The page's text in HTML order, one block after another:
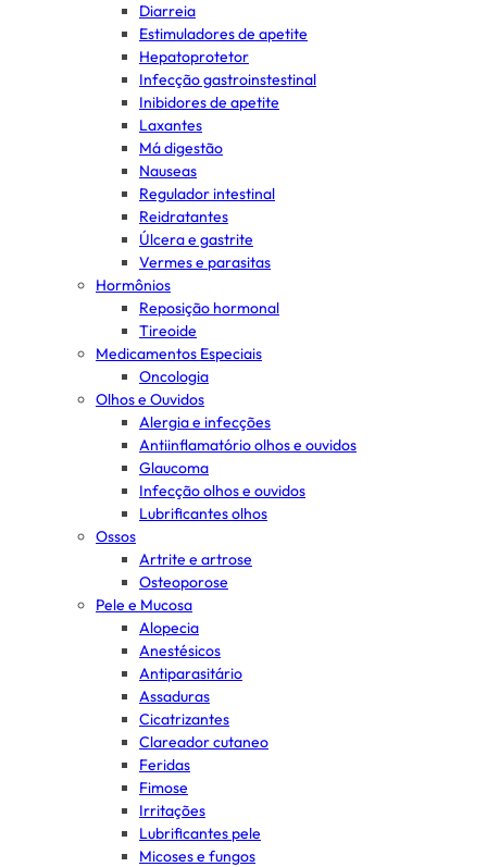
Diarreia
Estimuladores de apetite
Hepatoprotetor
Infecção gastroinstestinal
Inibidores de apetite
Laxantes
Má digestão
Nauseas
Regulador intestinal
Reidratantes
Úlcera e gastrite
Vermes e parasitas
Hormônios
Reposição hormonal
Tireoide
Medicamentos Especiais
Oncologia
Olhos e Ouvidos
Alergia e infecções
Antiinflamatório olhos e ouvidos
Glaucoma
Infecção olhos e ouvidos
Lubrificantes olhos
Ossos
Artrite e artrose
Osteoporose
Pele e Mucosa
Alopecia
Anestésicos
Antiparasitário
Assaduras
Cicatrizantes
Clareador cutaneo
Feridas
Fimose
Irritações
Lubrificantes pele
Micoses e fungos